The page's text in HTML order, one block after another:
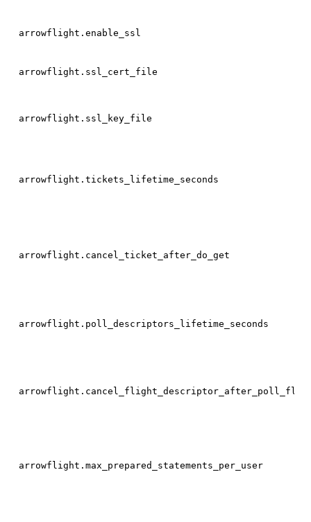
arrowflight.enable_ssl
arrowflight.ssl_cert_file
arrowflight.ssl_key_file
arrowflight.tickets_lifetime_seconds
arrowflight.cancel_ticket_after_do_get
arrowflight.poll_descriptors_lifetime_seconds
arrowflight.max_prepared_statements_per_user